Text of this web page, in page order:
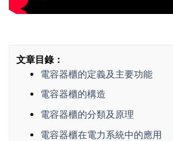
文章目錄：
電容器櫃的定義及主要功能
電容器櫃的構造
電容器櫃的分類及原理
電容器櫃在電力系統中的應用